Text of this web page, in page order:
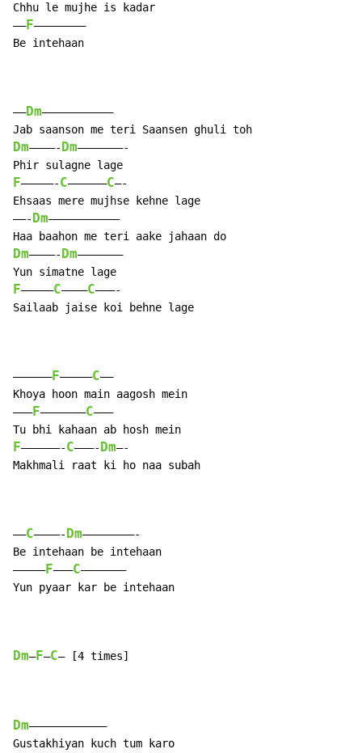
Chhu le mujhe is kadar
—–F————————
Be intehaan
——Dm———————————
Dm————- Dm———————-
F—————-C—————–C—-
Ehsaas mere mujhse kehne lage
——- Dm——————————–
Dm————- Dm———————
F—————C———–C———-
Sailaab jaise koi behne lage
—————–F—————C—–
Khoya hoon main aagosh mein
———F——————–C——–
F——————-C———- Dm—-
Makhmali raat ki ho naa subah
—–C————- Dm————————-
Be intehaan be intehaan
————–F——–C———————
Yun pyaar kar be intehaan
Dm—F—C— [4 times]
Dm————————————
Gustakhiyan kuch tum karo